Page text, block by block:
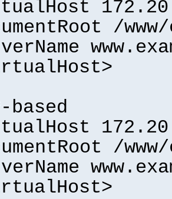
/
/